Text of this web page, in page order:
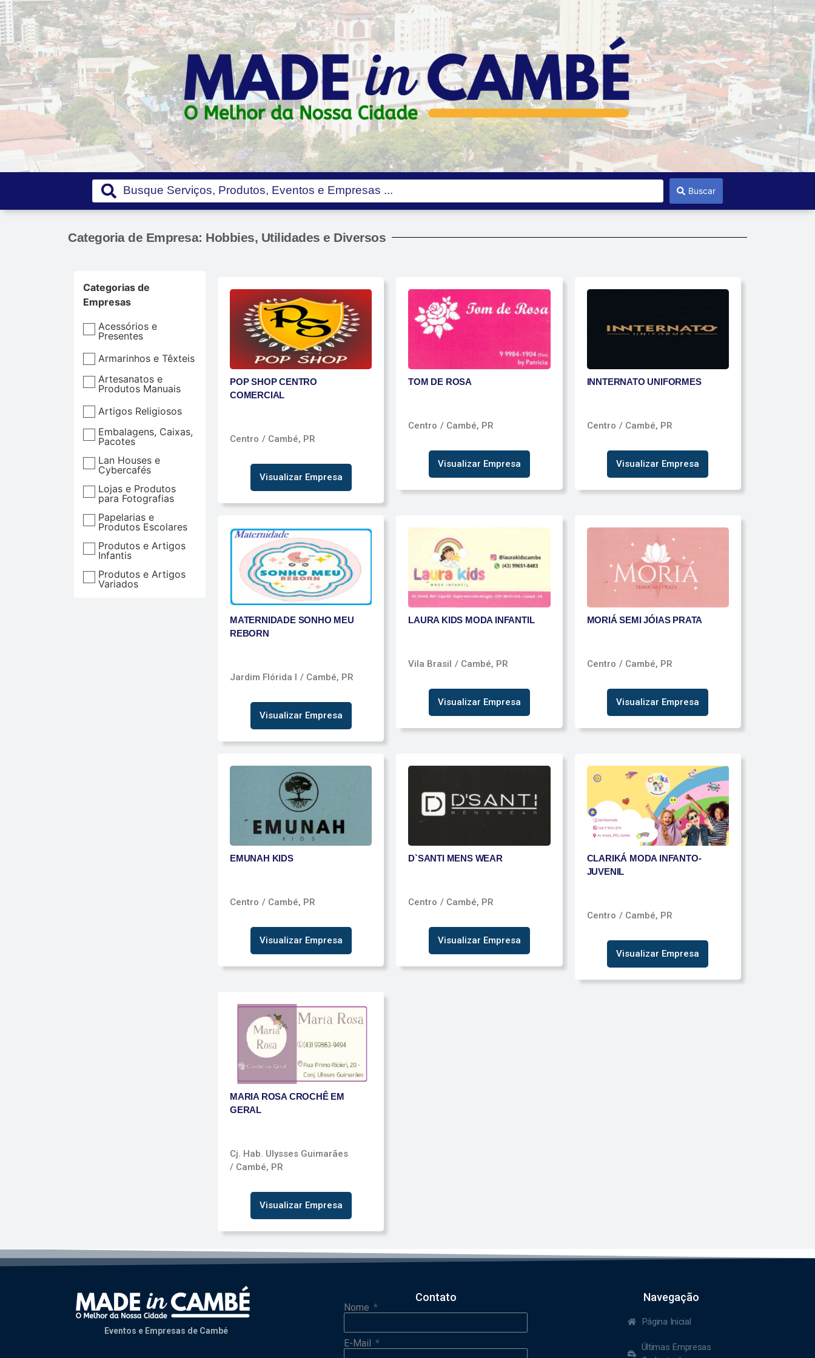
Buscar
Categoria de Empresa: Hobbies, Utilidades e Diversos
Categorias de
Empresas
Acessórios e
Presentes
Armarinhos e Têxteis
Artesanatos e
Produtos Manuais
Artigos Religiosos
Embalagens, Caixas,
Pacotes
Lan Houses e
Cybercafés
Lojas e Produtos
para Fotografias
Papelarias e
Produtos Escolares
Produtos e Artigos
Infantis
Produtos e Artigos
Variados
POP SHOP CENTRO
COMERCIAL
Centro / Cambé, PR
Visualizar Empresa
TOM DE ROSA
Centro / Cambé, PR
Visualizar Empresa
INNTERNATO UNIFORMES
Centro / Cambé, PR
Visualizar Empresa
MATERNIDADE SONHO MEU
REBORN
Jardim Flórida l / Cambé, PR
Visualizar Empresa
LAURA KIDS MODA INFANTIL
Vila Brasil / Cambé, PR
Visualizar Empresa
MORIÁ SEMI JÓIAS PRATA
Centro / Cambé, PR
Visualizar Empresa
EMUNAH KIDS
Centro / Cambé, PR
Visualizar Empresa
D`SANTI MENS WEAR
Centro / Cambé, PR
Visualizar Empresa
CLARIKÁ MODA INFANTO-
JUVENIL
Centro / Cambé, PR
Visualizar Empresa
MARIA ROSA CROCHÊ EM
GERAL
Cj. Hab. Ulysses Guimarães
/ Cambé, PR
Visualizar Empresa
Eventos e Empresas de Cambé
Contato
Nome
E-Mail
Navegação
Página Inicial
Últimas Empresas